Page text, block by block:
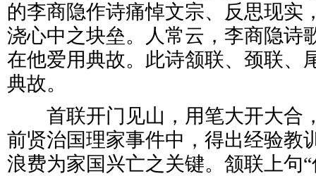
的李商隐作诗痛悼文宗、反思现实
浇心中之块垒。人常云，李商隐诗
在他爱用典故。此诗颔联、颈联、
典故。
首联开门见山，用笔大开大合
前贤治国理家事件中，得出经验教
浪费为家国兴亡之关键。颔联上句